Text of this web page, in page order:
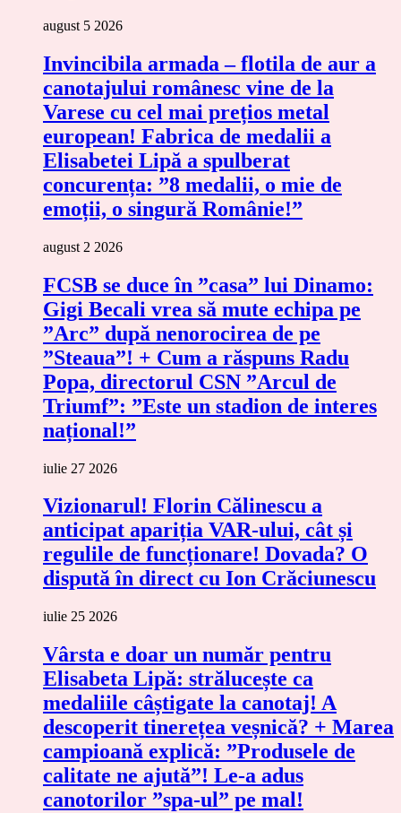
august 5 2026
Invincibila armada – flotila de aur a
canotajului românesc vine de la
Varese cu cel mai prețios metal
european! Fabrica de medalii a
Elisabetei Lipă a spulberat
concurența: ”8 medalii, o mie de
emoții, o singură Românie!”
august 2 2026
FCSB se duce în ”casa” lui Dinamo:
Gigi Becali vrea să mute echipa pe
”Arc” după nenorocirea de pe
”Steaua”! + Cum a răspuns Radu
Popa, directorul CSN ”Arcul de
Triumf”: ”Este un stadion de interes
național!”
iulie 27 2026
Vizionarul! Florin Călinescu a
anticipat apariția VAR-ului, cât și
regulile de funcționare! Dovada? O
dispută în direct cu Ion Crăciunescu
iulie 25 2026
Vârsta e doar un număr pentru
Elisabeta Lipă: strălucește ca
medaliile câștigate la canotaj! A
descoperit tinerețea veșnică? + Marea
campioană explică: ”Produsele de
calitate ne ajută”! Le-a adus
canotorilor ”spa-ul” pe mal!